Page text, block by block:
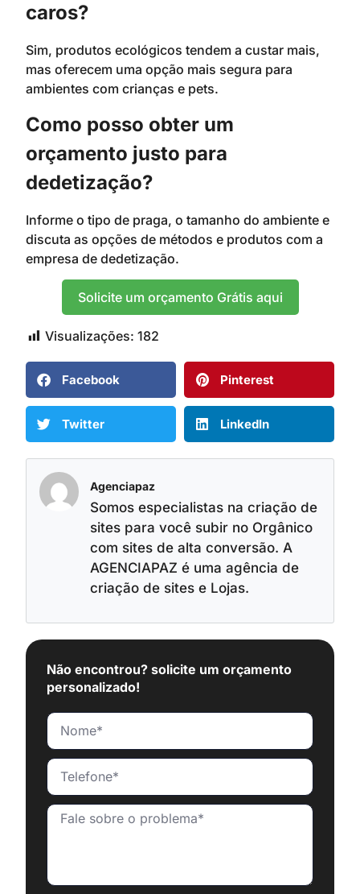
caros?
Sim, produtos ecológicos tendem a custar mais,
mas oferecem uma opção mais segura para
ambientes com crianças e pets.
Como posso obter um
orçamento justo para
dedetização?
Informe o tipo de praga, o tamanho do ambiente e
discuta as opções de métodos e produtos com a
empresa de dedetização.
Solicite um orçamento Grátis aqui
Visualizações: 182
Facebook Pinterest
Twitter LinkedIn
Agenciapaz
Somos especialistas na criação de
sites para você subir no Orgânico
com sites de alta conversão. A
AGENCIAPAZ é uma agência de
criação de sites e Lojas.
Não encontrou? solicite um orçamento
personalizado!